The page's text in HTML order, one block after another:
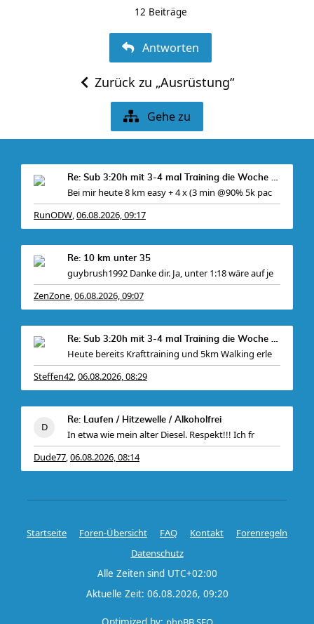
12 Beiträge
Antworten
Zurück zu „Ausrüstung“
Gehe zu
Re: Sub 3:20h mit 3-4 mal Training die Woche machb
Bei mir heute 8 km easy + 4 x (3 min @90% 5k pac
RunODW,06.08.2026, 09:17
Re: 10 km unter 35
guybrush1992 Danke dir. Ja, unter 1:18 wäre auf je
ZenZone,06.08.2026, 09:07
Re: Sub 3:20h mit 3-4 mal Training die Woche machb
Heute bereits Krafttraining und 5km Walking erle
Steffen42,06.08.2026, 08:29
Re: Laufen / Hitzewelle / Alkoholfrei
In etwa wie mein alter Diesel. Respekt!!! Ich fr
Dude77,06.08.2026, 08:14
Startseite Foren-Übersicht FAQ Kontakt
Forenregeln
Datenschutz
Alle Zeiten sind UTC+02:00
Aktuelle Zeit: 06.08.2026, 09:20